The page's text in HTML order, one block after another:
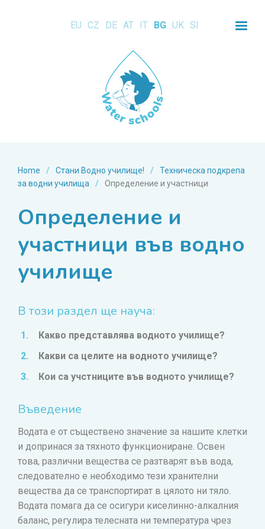
EU CZ DE AT IT BG UK SI
Home / Стани Водно училище! /
Техническа подкрепа
за водни училища
/ Определение и участници
Определение и
участници във водно
училище
В този раздел ще науча:
Какво представлява водното училище?
Какви са целите на водното училище?
Кои са учстниците във водното училище?
Въведение
Водата е от съществено значение за нашите клетки
и допринася за тяхното функциониране. Освен
това, различни вещества се разтварят във вода,
следователно е необходимо тези хранителни
вещества да се транспортират в цялото ни тяло.
Водата помага да се осигури киселинно-алкалния
баланс, регулира телесната ни температура чрез